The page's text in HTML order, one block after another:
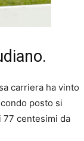
carriera ha vinto
posto si
77 centesimi da